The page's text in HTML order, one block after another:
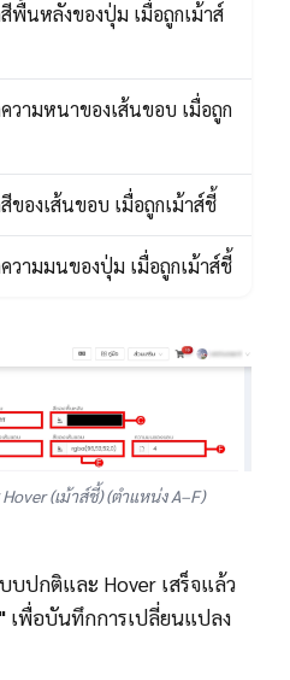
สีพื้นหลังของปุ่ม เมื่อถูกเม้าส์
ความหนาของเส้นขอบ เมื่อถูก
สีของเส้นขอบ เมื่อถูกเม้าส์ชี้
ความมนของปุ่ม เมื่อถูกเม้าส์ชี้
(เม้าส์ชี้) (ตำแหน่ง A–F)
บปกติและ Hover เสร็จแล้ว
เพื่อบันทึกการเปลี่ยนแปลง